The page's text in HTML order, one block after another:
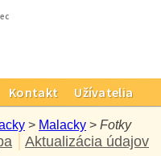
Kontakt Užívatelia
> Malacky > Fotky
Aktualizácia údajov